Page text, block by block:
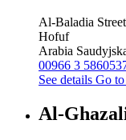
Al-Baladia Street
Hofuf
Arabia
00966 3
See details Go
Al-